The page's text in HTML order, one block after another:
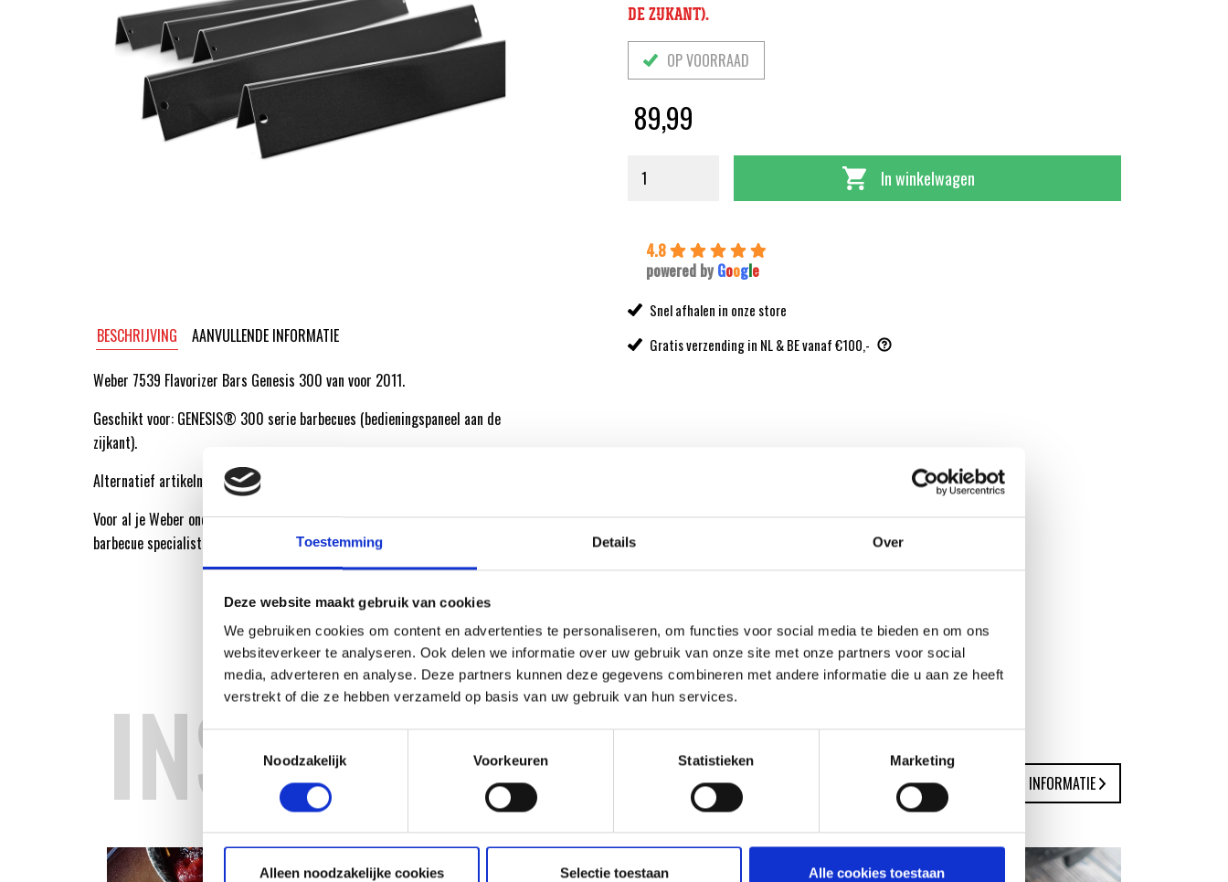
Toestemming Details Over
Deze website maakt gebruik van cookies
We gebruiken cookies om content en advertenties te personaliseren, om functies voor social media te bieden en om ons
websiteverkeer te analyseren. Ook delen we informatie over uw gebruik van onze site met onze partners voor social
media, adverteren en analyse. Deze partners kunnen deze gegevens combineren met andere informatie die u aan ze heeft
verstrekt of die ze hebben verzameld op basis van uw gebruik van hun services.
Noodzakelijk
Voorkeuren Statistieken Marketing
Alleen noodzakelijke cookies Selectie toestaan Alle cookies toestaan
BESCHRIJVING AANVULLENDE INFORMATIE
Weber 7539 Flavorizer Bars Genesis 300 van voor 2011.
Geschikt voor: GENESIS® 300 serie barbecues (bedieningspaneel aan de
zijkant).
Alternatief artikelnummer:65944
Voor al je Weber onderdelen ga je naar de Weber Original Store. De Weber
barbecue specialist!
DE ZIJKANT).
OP VOORRAAD
89,99
In winkelwagen
4.8
powered by Google
Snel afhalen in onze store
Gratis verzending in NL & BE vanaf €100,-
INSPIRATIE
RECEPTEN EN TIPS
VAN ONZE GRILL MASTERS
MEER INFORMATIE